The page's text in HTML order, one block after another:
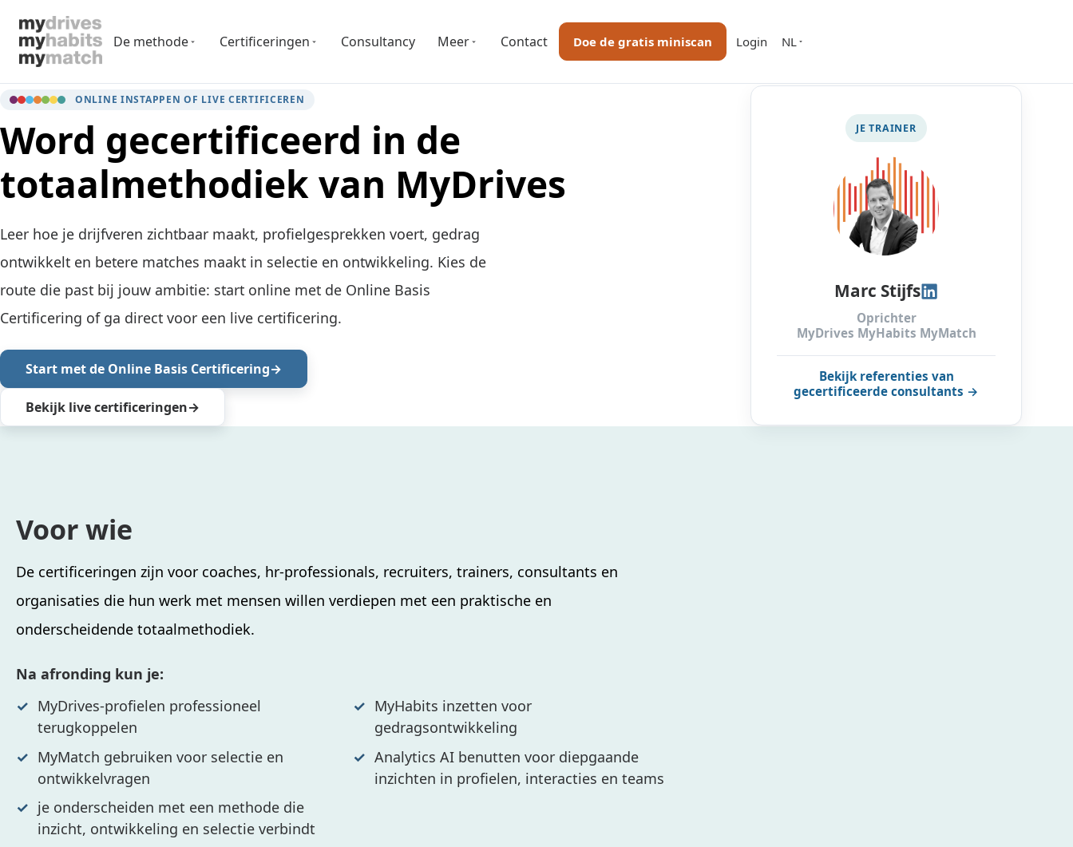
De methode Certificeringen Consultancy Meer Contact Doe de gratis miniscan Login NL
ONLINE INSTAPPEN OF LIVE CERTIFICEREN
Word gecertificeerd in de
totaalmethodiek van MyDrives
Leer hoe je drijfveren zichtbaar maakt, profielgesprekken voert, gedrag
ontwikkelt en betere matches maakt in selectie en ontwikkeling. Kies de
route die past bij jouw ambitie: start online met de Online Basis
Certificering of ga direct voor een live certificering.
Start met de Online Basis Certificering
Bekijk live certificeringen
JE TRAINER
Marc Stijfs
Oprichter
MyDrives MyHabits MyMatch
Bekijk referenties van
gecertificeerde consultants →
Voor wie
De certificeringen zijn voor coaches, hr-professionals, recruiters, trainers, consultants en
organisaties die hun werk met mensen willen verdiepen met een praktische en
onderscheidende totaalmethodiek.
Na afronding kun je:
MyDrives-profielen professioneel
terugkoppelen
MyHabits inzetten voor
gedragsontwikkeling
MyMatch gebruiken voor selectie en
ontwikkelvragen
Analytics AI benutten voor diepgaande
inzichten in profielen, interacties en teams
je onderscheiden met een methode die
inzicht, ontwikkeling en selectie verbindt